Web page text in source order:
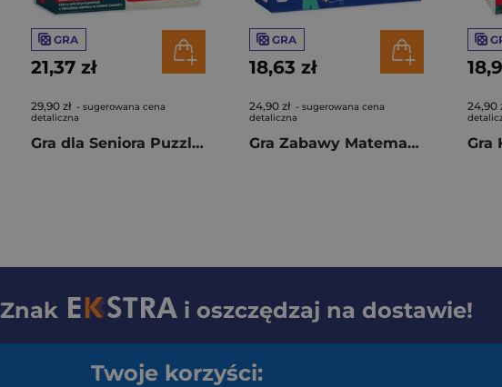
GRA
21,37 zł
29,90 zł - sugerowana cena
detaliczna
Gra dla Seniora Puzzle Numery Alarmowe
GRA
18,63 zł
24,90 zł - sugerowana cena
detaliczna
Gra Zabawy Matematyczne 7+
24,90
Znak i oszczędzaj na dostawie!
Twoje korzyści: